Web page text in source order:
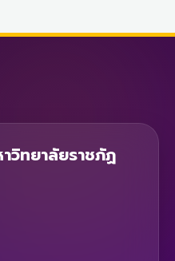
วิทยาลัยราชภัฏ